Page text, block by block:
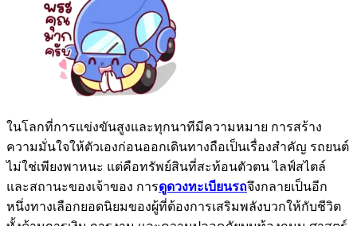
ในโลกที่การแข่งขันสูงและทุกนาทีมีความหมาย การสร้าง
ความมั่นใจให้ตัวเองก่อนออกเดินทางถือเป็นเรื่องสำคัญ รถยนต์
ไม่ใช่เพียงพาหนะ แต่คือทรัพย์สินที่สะท้อนตัวตน ไลฟ์สไตล์
และสถานะของเจ้าของ การดูดวงทะเบียนรถจึงกลายเป็นอีก
หนึ่งทางเลือกยอดนิยมของผู้ที่ต้องการเสริมพลังบวกให้กับชีวิต